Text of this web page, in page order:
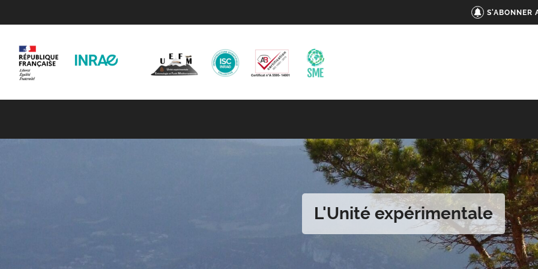
S'ABONNER
L'Unité expérimentale